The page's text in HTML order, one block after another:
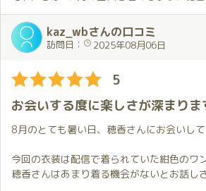
もうひとつ、今回印象に残ったのは初体験
かき」。
穂香さんの優しい手つきに身を任せている
っと緩んで心地よさに包まれていきました。
こういう“プレイ”とは違う形の癒しがある
はだと思います。
10回目という節目、お誕生月、穂香さんカ
しさと色気のギャップ――すべてがそろった
今まででいちばん特別な思い出になりまし
浴衣姿の穂香さんにお会い出来ただけでも
み方を知ったことでこの上なく幸せな気持ち
最初のハグから浴衣での対応までの時間が
し頭が回らなくなる程でした。
穂香さんとは何度もお会いしているにも関
する度に楽しさが増している感じがします。
私にとって穂香さんとの時間は他では絶対
晴らしい特別な時間になっています。
穂香さんの誕生月のひとときを一緒に過ご
も幸せです。
し、あっという間に120分となりました。
2人で過ごす事ができるこの空間で優しさに
れるこの時間が自分にとって特別でかけが
とを再確認する事ができた貴重な機会でも
kaz_wbさんの口コミ
訪問日： 2025年08月06日
5
お会いする度に楽しさが深まりま
8月のとても暑い日、穂香さんにお会いし
今回の衣装は配信で着られていた紺色のワ
穂香さんはあまり着る機会がないとお話し